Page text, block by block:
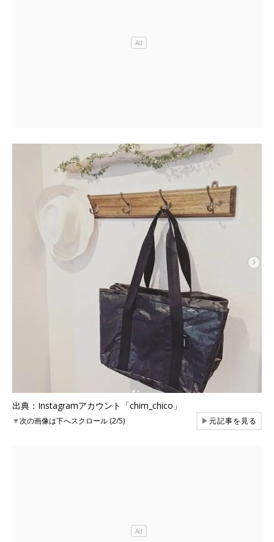
出典：Instagramアカウント「chim_chico」
▼次の画像は下へスクロール (2/5) ▶元記事を見る